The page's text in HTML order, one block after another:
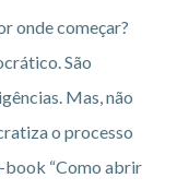
onde começar?
São
Mas, não
o processo
book “Como abrir